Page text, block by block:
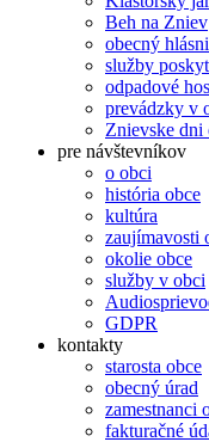
Beh na Zniev
obecný
služby
odpadové
prevádzky v
Znievske
pre návštevníkov
o obci
história obce
kultúra
zaujímavosti
okolie obce
služby v obci
GDPR
kontakty
starosta obce
obecný úrad
zamestnanci
fakturačné